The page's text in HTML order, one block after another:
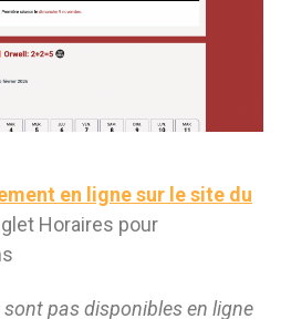
en ligne sur le site du
Horaires pour
pas disponibles en ligne